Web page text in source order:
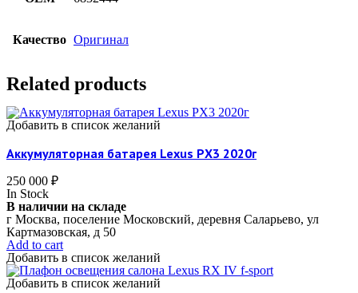
Качество Оригинал
Related products
Добавить в список желаний
Аккумуляторная батарея Lexus РX3 2020г
250 000 ₽
In Stock
В наличии на складе
г Москва, поселение Московский, деревня Саларьево, ул
Картмазовская, д 50
Add to cart
Добавить в список желаний
Добавить в список желаний